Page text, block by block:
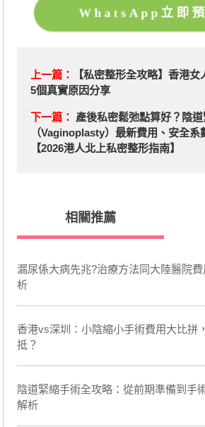
WhatsApp立即
上一篇：
【私密整形全攻略】香港女
5個真實原因分享
下一篇： 產後私密鬆弛點算好？陰
（Vaginoplasty）最新費用、安全系
【2026港人北上私密整形指南】
相關推薦
漏尿係大病先兆?治療方法同大陸醫院
析
香港vs深圳：小陰縮小手術費用大比拼
抵？
陰道緊縮手術全攻略：從前期準備到手
解析